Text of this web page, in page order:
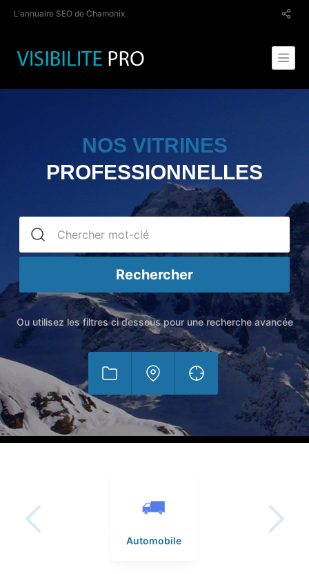
L'annuaire SEO de Chamonix
NOS VITRINES
PROFESSIONNELLES
Rechercher
Ou utilisez les filtres ci dessous pour une recherche avancée
Automobile